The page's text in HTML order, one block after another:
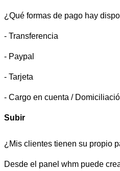
¿Qué formas de pago hay
- Transferencia
- Paypal
- Tarjeta
- Cargo en cuenta /
Subir
¿Mis clientes tienen su propio
Desde el panel whm puede